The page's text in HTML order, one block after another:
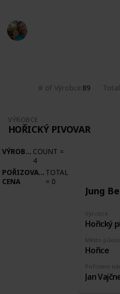
# of Výrobce 89
VÝROBCE
HOŘICKÝ PIVOVAR
VÝROBCE COUNT =
4
POŘIZOVACÍ
CENA
TOTAL
= 0
Jung
Výrobce
Hořický
Pořízeno
Jan
Město
Hořice